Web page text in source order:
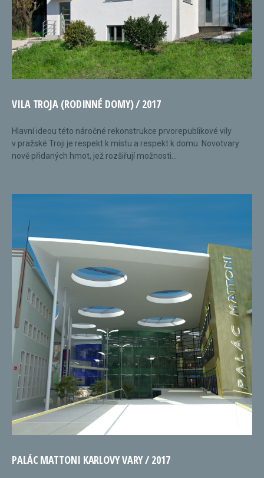
VILA TROJA (RODINNÉ DOMY) / 2017
Hlavní ideou této náročné rekonstrukce prvorepublikové vily
v pražské Troji je respekt k místu a respekt k domu. Novotvary
nově přidaných hmot, jež rozšiřují možnosti...
PALÁC MATTONI KARLOVY VARY / 2017